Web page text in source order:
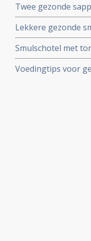
Twee gezonde
Lekkere gezonde
Smulschotel met
Voedingtips voor